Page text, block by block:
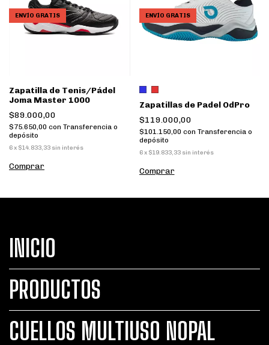
ENVÍO GRATIS
Zapatilla de Tenis/Pádel
Joma Master 1000
$89.000,00
$75.650,00 con Transferencia o
depósito
6x $14.833,33 sin interés
Comprar
ENVÍO GRATIS
Zapatillas de Padel OdPro
$119.000,00
$101.150,00 con Transferencia o
depósito
6 x $19.833,33 sin interés
Comprar
INICIO
PRODUCTOS
CUELLOS MULTIUSO NOPAL